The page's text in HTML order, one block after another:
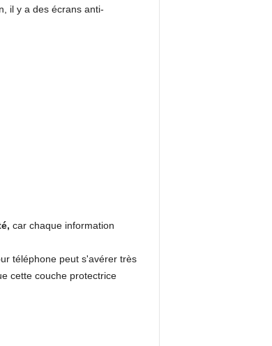
il y a des écrans anti-
car chaque information
téléphone peut s'avérer très
cette couche protectrice